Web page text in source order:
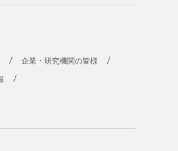
企業・研究機関の皆様